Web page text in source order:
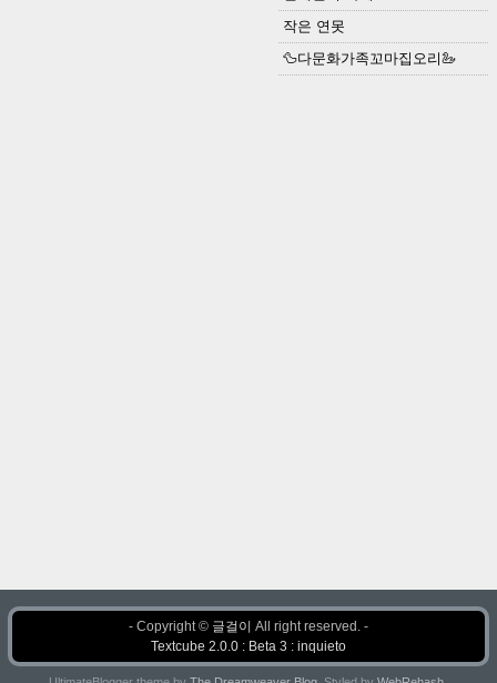
작은 연못
🦆다문화가족꼬마집오리🦢
- Copyright © 글걸이 All right reserved. -
Textcube 2.0.0 : Beta 3 : inquieto